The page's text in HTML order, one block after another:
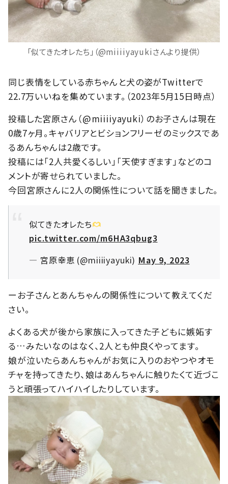
「似てきたオレたち」（@miiiiyayukiさんより提供）
同じ表情をしている赤ちゃんと犬の姿がTwitterで
22.7万いいねを集めています。（2023年5月15日時点）
投稿した宮原さん（@miiiiyayuki）のお子さんは現在
0歳7ヶ月。キャバリアとビションフリーゼのミックスであ
るあんちゃんは2歳です。
投稿には「2人共愛くるしい」「天使すぎます」などのコ
メントが寄せられていました。
今回宮原さんに2人の関係性について話を聞きました。
似てきたオレたち
pic.twitter.com/m6HA3qbug3
— 宮原幸恵 (@miiiiyayuki) May 9, 2023
ーお子さんとあんちゃんの関係性について教えてくだ
さい。
よくある犬が後から家族に入ってきた子どもに嫉妬す
る…みたいなのはなく、2人とも仲良くやってます。
娘が泣いたらあんちゃんがお気に入りのおやつやオモ
チャを持ってきたり、娘はあんちゃんに触りたくて近づこ
うと頑張ってハイハイしたりしています。